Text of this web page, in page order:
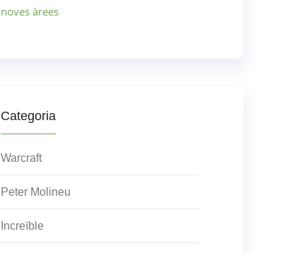
noves àrees
Categoria
Warcraft
Peter Molineu
Increïble